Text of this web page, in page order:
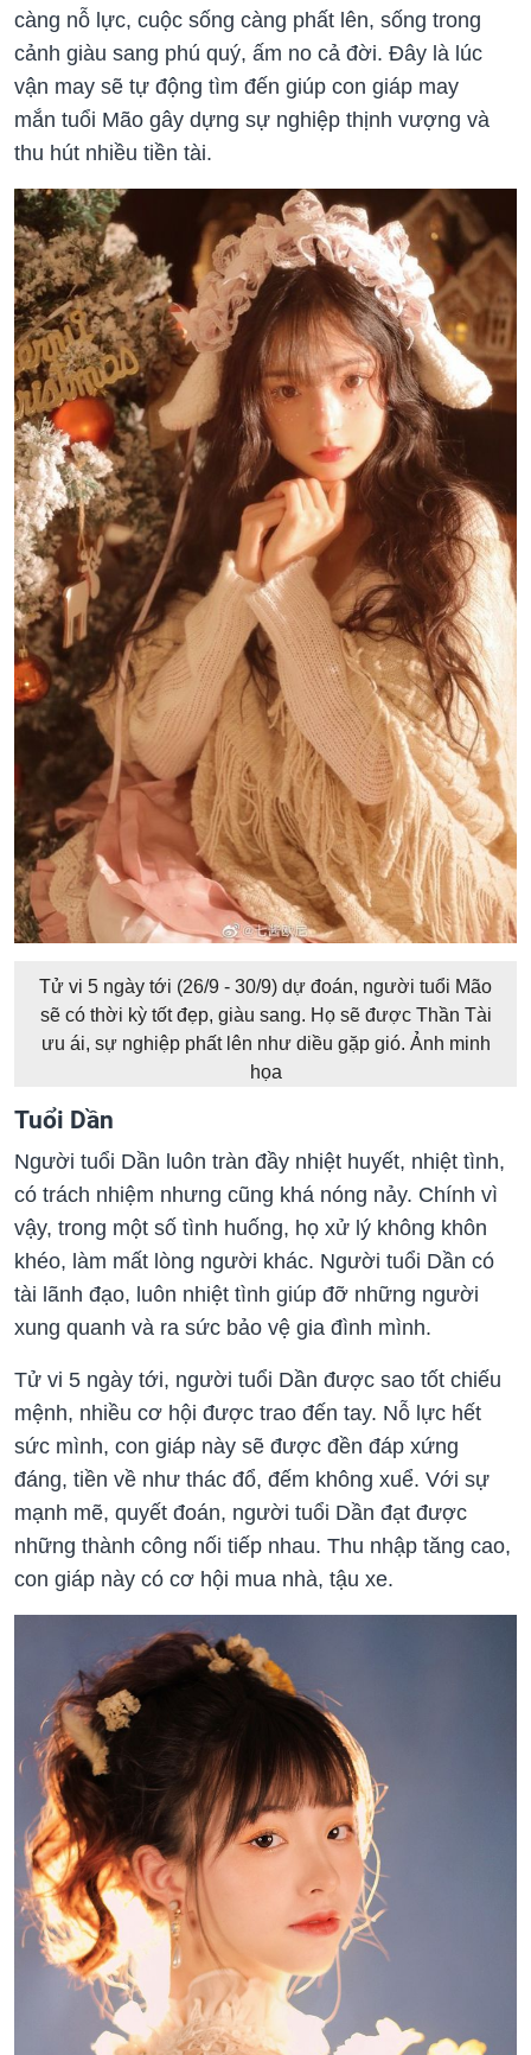
càng nỗ lực, cuộc sống càng phất lên, sống trong
cảnh giàu sang phú quý, ấm no cả đời. Đây là lúc
vận may sẽ tự động tìm đến giúp con giáp may
mắn tuổi Mão gây dựng sự nghiệp thịnh vượng và
thu hút nhiều tiền tài.
Tử vi 5 ngày tới (26/9 - 30/9) dự đoán, người tuổi Mão
sẽ có thời kỳ tốt đẹp, giàu sang. Họ sẽ được Thần Tài
ưu ái, sự nghiệp phất lên như diều gặp gió. Ảnh minh
họa
Tuổi Dần
Người tuổi Dần luôn tràn đầy nhiệt huyết, nhiệt tình,
có trách nhiệm nhưng cũng khá nóng nảy. Chính vì
vậy, trong một số tình huống, họ xử lý không khôn
khéo, làm mất lòng người khác. Người tuổi Dần có
tài lãnh đạo, luôn nhiệt tình giúp đỡ những người
xung quanh và ra sức bảo vệ gia đình mình.
Tử vi 5 ngày tới, người tuổi Dần được sao tốt chiếu
mệnh, nhiều cơ hội được trao đến tay. Nỗ lực hết
sức mình, con giáp này sẽ được đền đáp xứng
đáng, tiền về như thác đổ, đếm không xuể. Với sự
mạnh mẽ, quyết đoán, người tuổi Dần đạt được
những thành công nối tiếp nhau. Thu nhập tăng cao,
con giáp này có cơ hội mua nhà, tậu xe.